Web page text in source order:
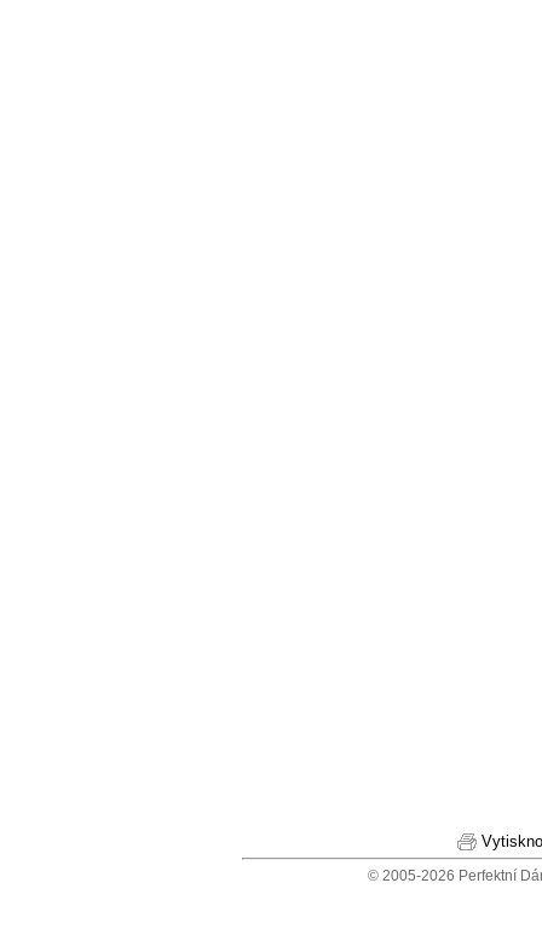
© 2005-2026 Perfektní